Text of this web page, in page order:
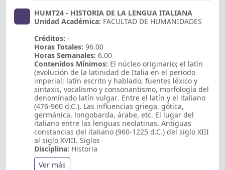
HUMT24 - HISTORIA DE LA LENGUA ITALIANA
Unidad Académica: FACULTAD DE HUMANIDADES
Créditos: -
Horas Totales: 96.00
Horas Semanales: 6.00
Contenidos Mínimos: El núcleo originario; el latín
(evolución de la latinidad de Italia en el periodo
imperial; latín escrito y hablado; fuentes léxico y
sintaxis, vocalismo y consonantismo, morfología del
denominado latín vulgar. Entre el latín y el italiano
(476-960 d.C.). Las influencias griega, gótica,
germánica, longobarda, árabe, etc. El lugar del
italiano entre las lenguas neolatinas. Antiguas
constancias del italiano (960-1225 d.C.) del siglo XIII
al siglo XVIII. Siglos
Disciplina: Historia
Ver más